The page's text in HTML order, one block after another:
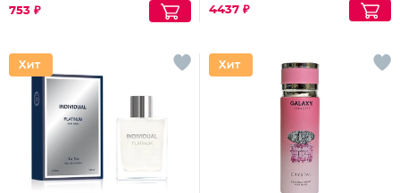
753 ₽ 4437 ₽